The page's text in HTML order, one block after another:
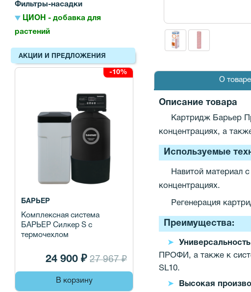
Фильтры-насадки
ЦИОН - добавка для
растений
АКЦИИ И ПРЕДЛОЖЕНИЯ
-10%
БАРЬЕР
Комплексная система
БАРЬЕР Силкер S с
термочехлом
24 900 ₽ 27 967 ₽
В корзину
О товаре
Описание товара
Картридж Барьер
концентрациях, а
Используемые
Навитой материал
концентрациях.
Регенерация
Преимущества:
Универсальность
ПРОФИ, а также к
SL10.
Высокая